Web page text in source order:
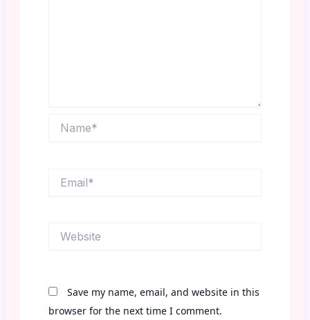
Save my name, email, and website in this
browser for the next time I comment.